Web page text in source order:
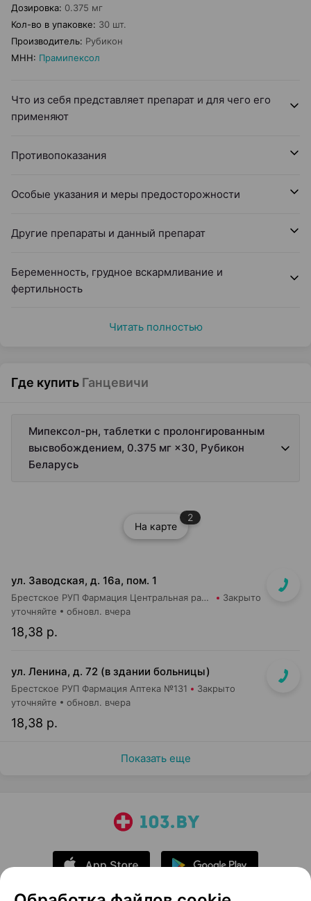
Дозировка: 0.375 мг
Кол-во в упаковке: 30 шт.
Производитель: Рубикон
МНН: Прамипексол
Что из себя представляет препарат и для чего его
применяют
Противопоказания
Особые указания и меры предосторожности
Другие препараты и данный препарат
Беременность, грудное вскармливание и
фертильность
Читать полностью
Где купить Ганцевичи
Мипексол-рн, таблетки с пролонгированным
высвобождением, 0.375 мг ×30, Рубикон
Беларусь
На карте
2
ул. Заводская, д. 16а, пом. 1
Брестское РУП Фармация Центральная районная аптека №83 Закрыто
18,38 р.
уточняйте обновл. вчера
ул. Ленина, д. 72 (в здании больницы)
Брестское РУП Фармация Аптека №131 Закрыто
18,38 р.
уточняйте обновл. вчера
Показать еще